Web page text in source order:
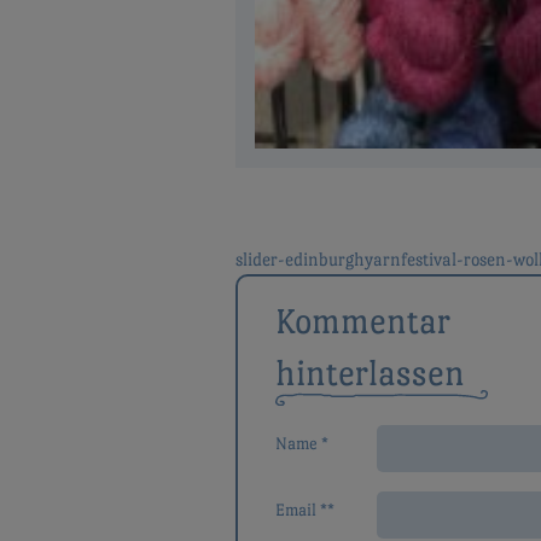
slider-edinburghyarnfestival-rosen-
Kommentar
hinterlassen
Name *
Email **